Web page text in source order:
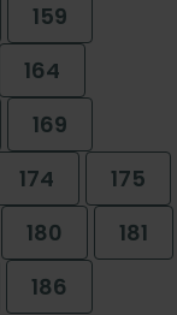
159
164
169
174
175
180
181
186